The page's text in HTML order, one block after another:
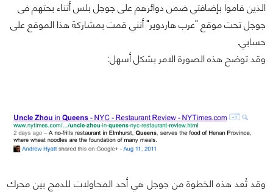
الذين قاموا بإضافتي ضمن دوائرهم على جوجل بلس أثناء بحثهم فى
جوجل تحت موقع "عرب هاردوير" أنني قمت بمشاركة هذا الموقع على
حسابي.
وقد توضح هذه الصورة الامر بشكل أسهل:
وقد تُعد هذه الخطوة من جوجل هي أحد المحاولات للدمج بين محرك